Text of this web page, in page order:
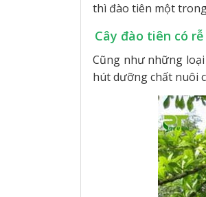
thì đào tiên một
Cây đào tiên có
Cũng như những loại
hút dưỡng chất nuôi